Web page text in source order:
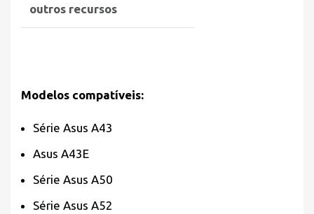
outros recursos
Modelos compatíveis:
Série Asus A43
Asus A43E
Série Asus A50
Série Asus A52